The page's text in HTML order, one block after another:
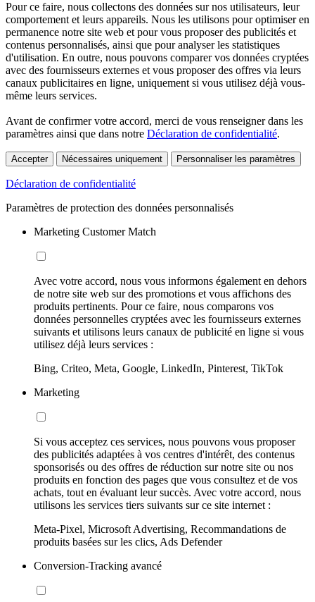
Pour ce faire, nous collectons des données sur nos utilisateurs, leur
comportement et leurs appareils. Nous les utilisons pour optimiser en
permanence notre site web et pour vous proposer des publicités et
contenus personnalisés, ainsi que pour analyser les statistiques
d'utilisation. En outre, nous pouvons comparer vos données cryptées
avec des fournisseurs externes et vous proposer des offres via leurs
canaux publicitaires en ligne, uniquement si vous utilisez déjà vous-
même leurs services.
Avant de confirmer votre accord, merci de vous renseigner dans les
paramètres ainsi que dans notre Déclaration de confidentialité.
Accepter Nécessaires uniquement Personnaliser les paramètres
Déclaration de confidentialité
Paramètres de protection des données personnalisés
Marketing Customer Match
Avec votre accord, nous vous informons également en dehors
de notre site web sur des promotions et vous affichons des
produits pertinents. Pour ce faire, nous comparons vos
données personnelles cryptées avec les fournisseurs externes
suivants et utilisons leurs canaux de publicité en ligne si vous
utilisez déjà leurs services :
Bing, Criteo, Meta, Google, LinkedIn, Pinterest, TikTok
Marketing
Si vous acceptez ces services, nous pouvons vous proposer
des publicités adaptées à vos centres d'intérêt, des contenus
sponsorisés ou des offres de réduction sur notre site ou nos
produits en fonction des pages que vous consultez et de vos
achats, tout en évaluant leur succès. Avec votre accord, nous
utilisons les services tiers suivants sur ce site internet :
Meta-Pixel, Microsoft Advertising, Recommandations de
produits basées sur les clics, Ads Defender
Conversion-Tracking avancé